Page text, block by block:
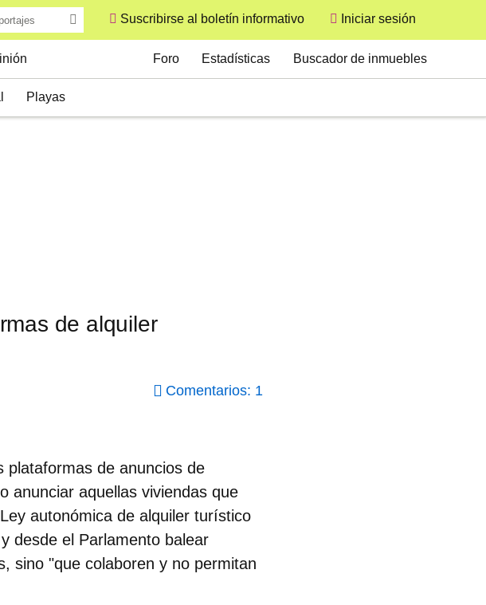
Suscribirse al boletín informativo
User
Iniciar sesión
Playas
Foro Estadísticas Buscador de inmuebles
de alquiler
Comentarios: 1
plataformas de anuncios de
anunciar aquellas viviendas que
autonómica de alquiler turístico
desde el Parlamento balear
sino "que colaboren y no permitan